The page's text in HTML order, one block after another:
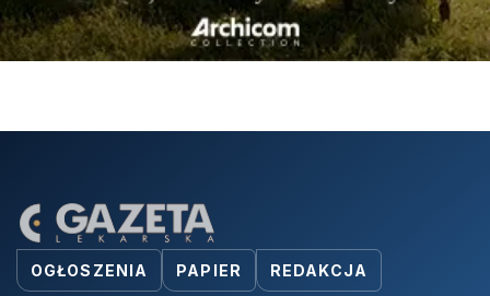
OGŁOSZENIA PAPIER REDAKCJA